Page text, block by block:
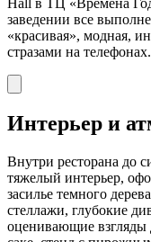
заведении все
«красивая», модная,
стразами на телефонах.
Интерьер и
Внутри ресторана до
тяжелый интерьер,
засилье темного
стеллажи, глубокие
оценивающие взгляды